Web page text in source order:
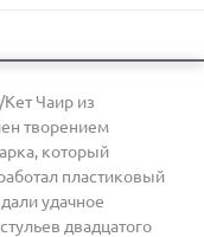
Чаир из
творением
который
пластиковый
удачное
двадцатого